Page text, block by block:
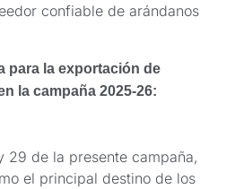
confiable de arándanos
para la exportación de
la campaña 2025-26:
29 de la presente campaña,
el principal destino de los